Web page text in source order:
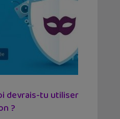
devrais-tu utiliser
?